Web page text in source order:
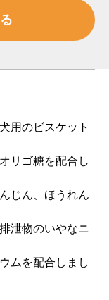
用のビスケット
リゴ糖を配合し
じん、ほうれん
泄物のいやなニ
ムを配合しまし